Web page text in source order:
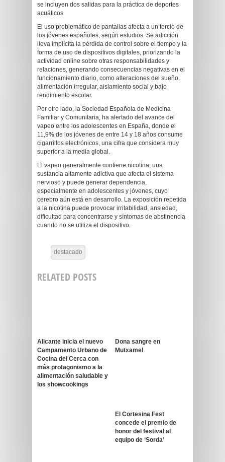
se incluyen dos salidas para la práctica de deportes
acuáticos
El uso problemático de pantallas afecta a un tercio de
los jóvenes españoles, según estudios. Se adicción
lleva implícita la pérdida de control sobre el tiempo y la
forma de uso de dispositivos digitales, priorizando la
actividad online sobre otras responsabilidades y
relaciones, generando consecuencias negativas en el
funcionamiento diario, como alteraciones del sueño,
alimentación irregular, aislamiento social y bajo
rendimiento escolar.
Por otro lado, la Sociedad Española de Medicina
Familiar y Comunitaria, ha alertado del avance del
vapeo entre los adolescentes en España, donde el
11,9% de los jóvenes de entre 14 y 18 años consume
cigarrillos electrónicos, una cifra que considera muy
superior a la media global.
El vapeo generalmente contiene nicotina, una
sustancia altamente adictiva que afecta el sistema
nervioso y puede generar dependencia,
especialmente en adolescentes y jóvenes, cuyo
cerebro aún está en desarrollo. La exposición repetida
a la nicotina puede provocar irritabilidad, ansiedad,
dificultad para concentrarse y síntomas de abstinencia
cuando no se utiliza el dispositivo.
destacado
RELATED POSTS
Alicante inicia el nuevo
Campamento Urbano de
Cocina del Cerca con
más protagonismo a la
alimentación saludable y
los showcookings
Dona sangre en
Mutxamel
El Cortesina Fest
concede el premio de
honor del festival al
equipo de ‘Sorda’